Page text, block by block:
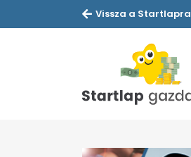
Vissza a Startlapra